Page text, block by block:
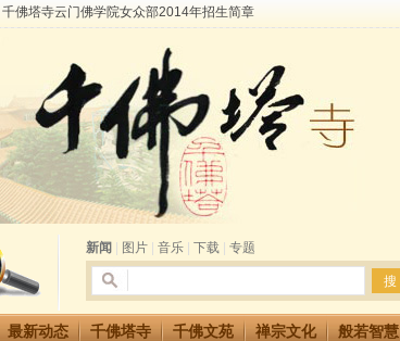
千佛塔寺云门佛学院女众部2014年招生简章
共赴华藏世界 进入最后七天倒计时 殊胜华严法会 快快同享富贵庄严海
千佛塔寺阅藏堂周末阅藏报名通知
清明节祭祖报恩地藏法会
本寺方丈上明下慧尼和尚开讲《六祖坛经》
2015-3-26师父于法堂对大众的开示
广东千佛塔寺云门佛学院女众部 2016年招生简章
恭请海涛法师莅临千佛塔寺弘法
2014年七月大法会 祈福息灾地藏七 冥阳两利普渡群蒙盂兰盆
新闻 图片| 音乐| 下载| 专题
最新动态 千佛塔寺 千佛文苑 禅宗文化 般若智慧